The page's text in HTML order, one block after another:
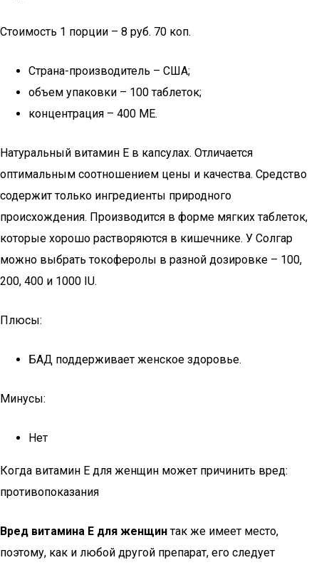
Стоимость 1 порции – 8 руб. 70 коп.
Страна-производитель – США;
объем упаковки – 100 таблеток;
концентрация – 400 МЕ.
Натуральный витамин E в капсулах. Отличается
оптимальным соотношением цены и качества. Средство
содержит только ингредиенты природного
происхождения. Производится в форме мягких таблеток,
которые хорошо растворяются в кишечнике. У Солгар
можно выбрать токоферолы в разной дозировке – 100,
200, 400 и 1000 IU.
Плюсы:
БАД поддерживает женское здоровье.
Минусы:
Нет
Когда витамин Е для женщин может причинить вред:
противопоказания
Вред витамина Е для женщинтак же имеет место,
поэтому, как и любой другой препарат, его следует